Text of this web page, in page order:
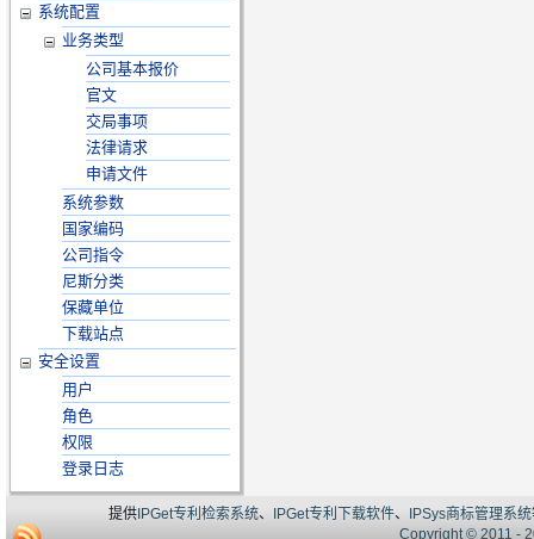
系统配置
业务类型
公司基本报价
官文
交局事项
法律请求
申请文件
系统参数
国家编码
公司指令
尼斯分类
保藏单位
下载站点
安全设置
用户
角色
权限
登录日志
提供IPGet专利检索系统、 IPGet专利下载软件、 IPSys商标管理系统
Copyright © 2011 -